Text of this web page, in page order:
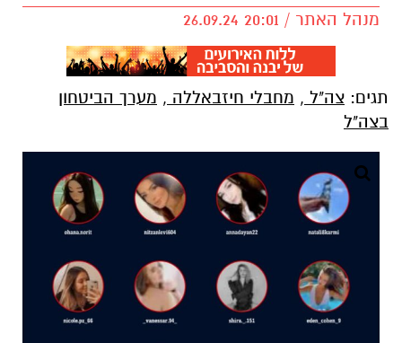
מנהל האתר / 20:01 26.09.24
תגים: צה"ל , מחבלי חיזבאללה , מערך הביטחון
בצה"ל